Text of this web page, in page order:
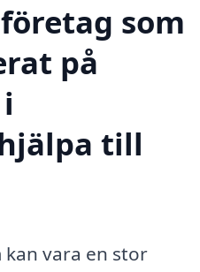
som
på
till
vara en stor